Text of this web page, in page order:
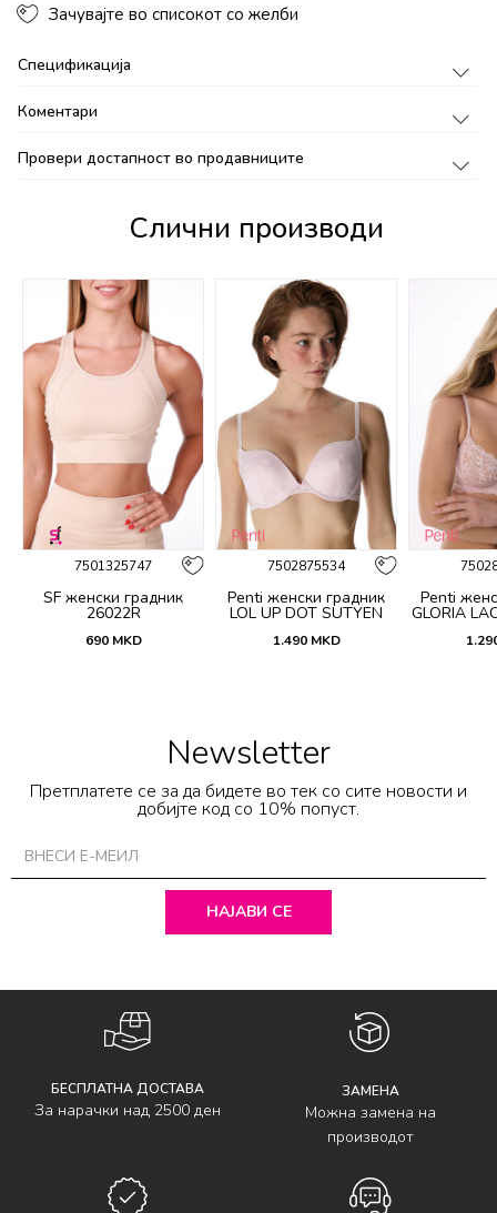
Зачувајте во списокот со желби
Спецификација
Коментари
Провери достапност во продавниците
Слични производи
7501325747
SF женски градник
26022R
690 MKD
7502875534
Penti женски градник
LOL UP DOT SUTYEN
1.490 MKD
Penti
GLORIA
Newsletter
Претплатете се за да бидете во тек со сите новости и
добијте код со 10% попуст.
НАЈАВИ СЕ
БЕСПЛАТНА ДОСТАВА
За нарачки над 2500 ден
ЗАМЕНА
Можна замена на
производот